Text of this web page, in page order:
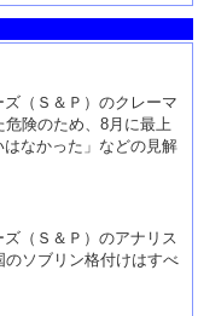
（Ｓ＆Ｐ）のクレーマ
険のため、8月に最上
なかった」などの見解
（Ｓ＆Ｐ）のアナリス
のソブリン格付けはすべ